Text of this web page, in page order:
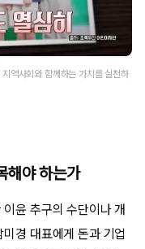
역사회와 함께하는 가치를 실천하
해야 하는가
윤 추구의 수단이나 개
경 대표에게 돈과 기업